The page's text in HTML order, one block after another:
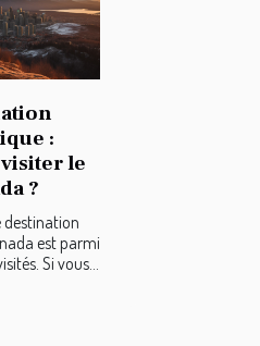
:
le
?
destination
est parmi
Si vous...